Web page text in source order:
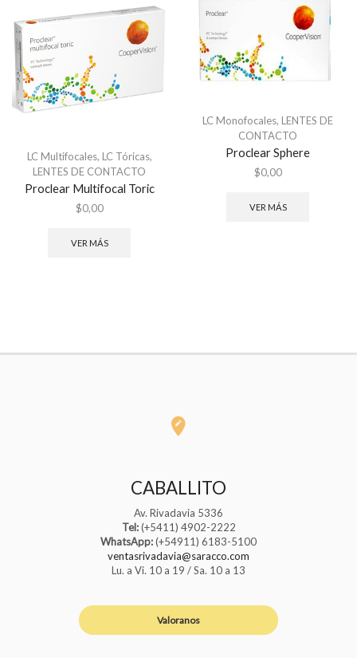
LC Multifocales, LC Tóricas,
LENTES DE CONTACTO
Proclear Multifocal Toric
$0,00
VER MÁS
LC Monofocales, LENTES DE
CONTACTO
Proclear Sphere
$0,00
VER MÁS
CABALLITO
Av. Rivadavia 5336
Tel:(+5411) 4902-2222
WhatsApp:(+54911) 6183-5100
ventasrivadavia@saracco.com
Lu. a Vi. 10 a 19 / Sa. 10 a 13
Valoranos